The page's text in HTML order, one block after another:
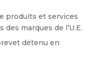
produits et services
marques de l’U.E.
détenu en